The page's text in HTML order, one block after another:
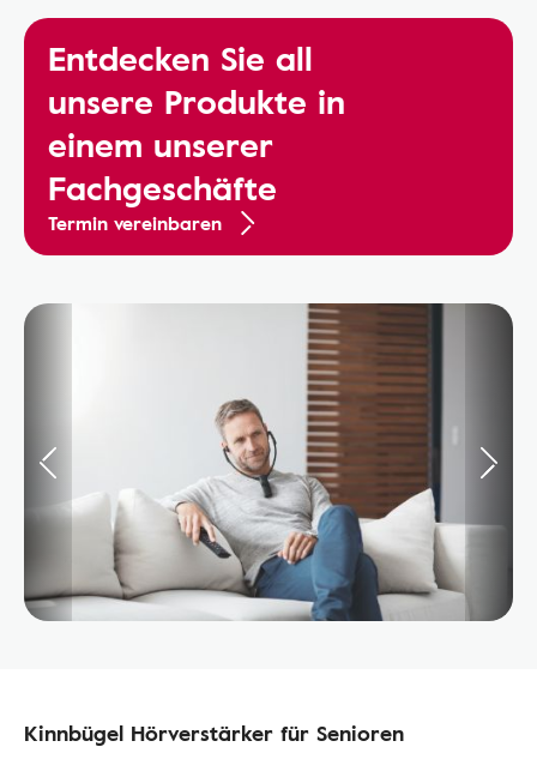
Entdecken Sie all
unsere Produkte in
einem unserer
Fachgeschäfte
Termin vereinbaren
Kinnbügel Hörverstärker für Senioren